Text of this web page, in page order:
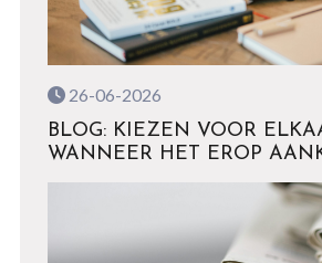
26-06-2026
BLOG: KIEZEN VOOR
WANNEER HET EROP